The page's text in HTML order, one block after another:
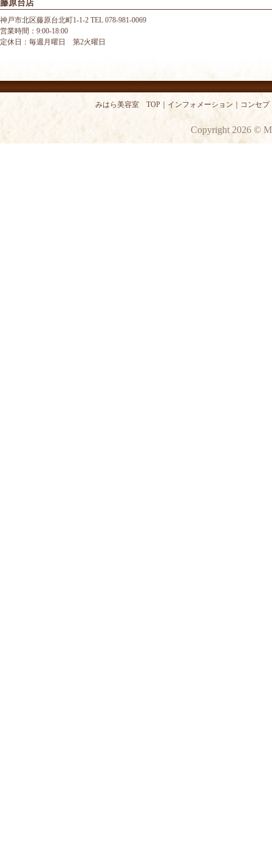
藤原台店
神戸市北区藤原台北町1-1-2 TEL 078-981-0069
営業時間：9:00-18:00
定休日：毎週月曜日 第2火曜日
みはら美容室 TOP インフォメーション コンセプ
Copyright 2026 ©